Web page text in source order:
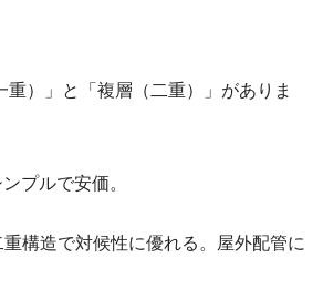
重）」と「複層（二重）」がありま
プルで安価。
重構造で対候性に優れる。屋外配管に